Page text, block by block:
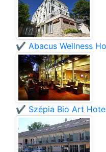
✔️ Abacus Wellness
✔️ Szépia Bio Art